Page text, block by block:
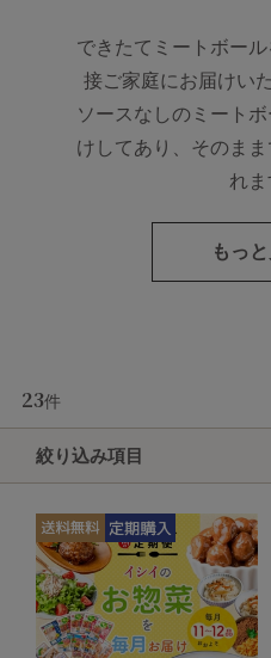
できたてミートボー
接ご家庭にお届けい
ソースなしのミート
けしてあり、そのま
れま
もっ
23件
絞り込み項目